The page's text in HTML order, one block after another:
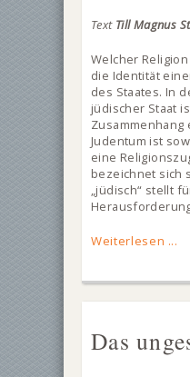
Text Till Magnus
Welcher
die Identität
des Staates. In
jüdischer Staat
Zusammenhang
Judentum ist
eine
bezeichnet sich
„jüdisch“ stellt
Weiterlesen ...
Das